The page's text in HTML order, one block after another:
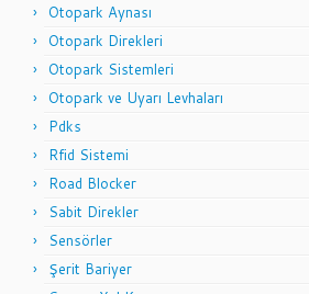
Otopark Aynası
Otopark Direkleri
Otopark Sistemleri
Otopark ve Uyarı Levhaları
Pdks
Rfid Sistemi
Road Blocker
Sabit Direkler
Sensörler
Şerit Bariyer